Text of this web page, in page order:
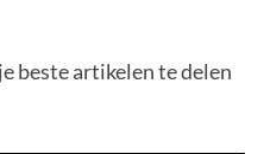
beste artikelen te delen